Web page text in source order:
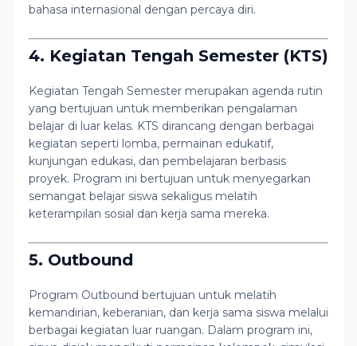
bahasa internasional dengan percaya diri.
4. Kegiatan Tengah Semester (KTS)
Kegiatan Tengah Semester merupakan agenda rutin
yang bertujuan untuk memberikan pengalaman
belajar di luar kelas. KTS dirancang dengan berbagai
kegiatan seperti lomba, permainan edukatif,
kunjungan edukasi, dan pembelajaran berbasis
proyek. Program ini bertujuan untuk menyegarkan
semangat belajar siswa sekaligus melatih
keterampilan sosial dan kerja sama mereka.
5. Outbound
Program Outbound bertujuan untuk melatih
kemandirian, keberanian, dan kerja sama siswa melalui
berbagai kegiatan luar ruangan. Dalam program ini,